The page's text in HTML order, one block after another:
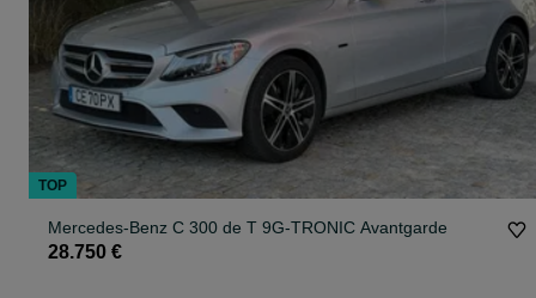
Mercedes-Benz C 300 de T 9G-TRONIC Avantgarde
28.750 €
TOP